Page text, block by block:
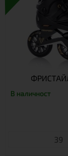
В наличност
39